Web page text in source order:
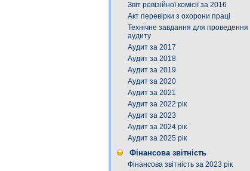
Звіт ревізійної комісії за 2016
Акт перевірки з охорони праці
Технічне завдання для проведення
аудиту
Аудит за 2017
Аудит за 2018
Аудит за 2019
Аудит за 2020
Аудит за 2021
Аудит за 2022 рік
Аудит за 2023
Аудит за 2024 рік
Аудит за 2025 рік
Фінансова звітність
Фінансова звітність за 2023 рік